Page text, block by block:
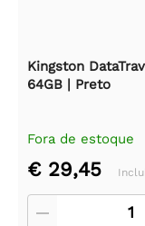
Kingston
64GB | Preto
Fora de estoque
€ 29,45